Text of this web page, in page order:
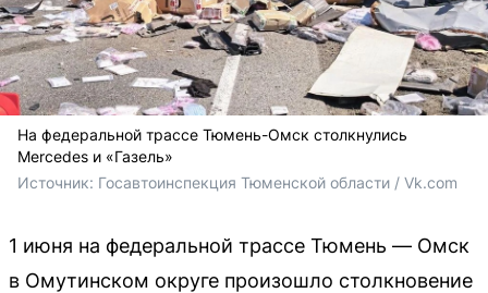
На федеральной трассе Тюмень-Омск столкнулись
Mercedes и «Газель»
Источник: Госавтоинспекция Тюменской области / Vk.com
1 июня на федеральной трассе Тюмень — Омск
в Омутинском округе произошло столкновение